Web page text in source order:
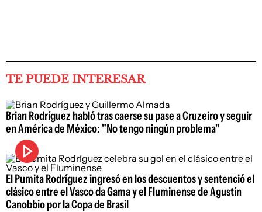
TE PUEDE INTERESAR
Brian Rodríguez habló tras caerse su pase a Cruzeiro y seguir
en América de México: "No tengo ningún problema"
El Pumita Rodríguez ingresó en los descuentos y sentenció el
clásico entre el Vasco da Gama y el Fluminense de Agustín
Canobbio por la Copa de Brasil